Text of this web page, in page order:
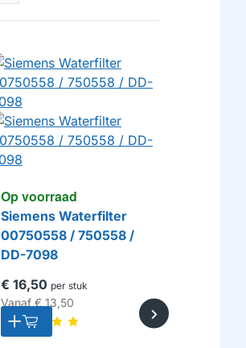
Op voorraad
Siemens Waterfilter
00750558 / 750558 /
DD-7098
€ 16,50 per stuk
Vanaf€ 13,50